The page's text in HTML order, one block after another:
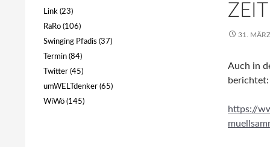
31.
Auch in
berichtet:
https://
Link (23)
RaRo (106)
Swinging Pfadis (37)
Termin (84)
Twitter (45)
umWELTdenker (65)
WiWö (145)